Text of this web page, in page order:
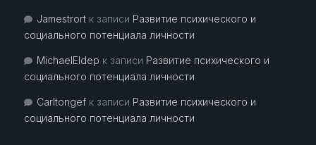
Jamestrortк записи Развитие психического и
социального потенциала личности
MichaelEldep к записи Развитие психического и
социального потенциала личности
Carltongefк записи Развитие психического и
социального потенциала личности